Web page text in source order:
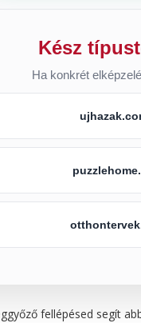
Kész
Ha konkrét
fellépésed segít